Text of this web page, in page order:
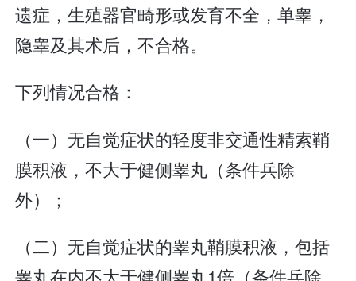
遗症，生殖器官畸形或发育不全，单睾，
隐睾及其术后，不合格。
下列情况合格：
（一）无自觉症状的轻度非交通性精索鞘
膜积液，不大于健侧睾丸（条件兵除
外）；
（二）无自觉症状的睾丸鞘膜积液，包括